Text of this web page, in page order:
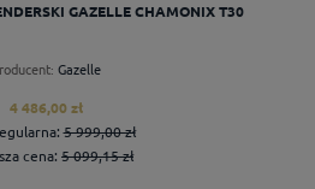
GAZELLE CHAMONIX T30
Gazelle
4 486,00 zł
5 999,00 zł
cena: 5 099,15 zł